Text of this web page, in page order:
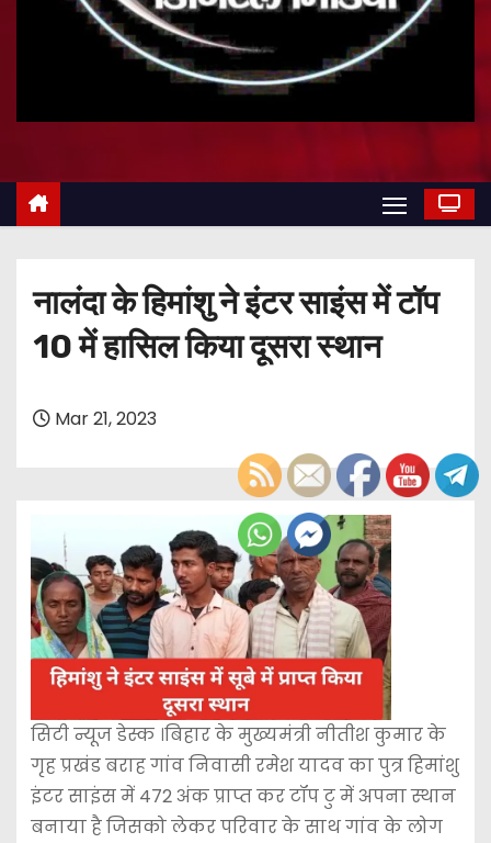
नालंदा के हिमांशु ने इंटर साइंस में टॉप
10 में हासिल किया दूसरा स्थान
Mar 21, 2023
सिटी न्यूज डेस्क ।बिहार के मुख्यमंत्री नीतीश कुमार के
गृह प्रखंड बराह गांव निवासी रमेश यादव का पुत्र हिमांशु
इंटर साइंस में 472 अंक प्राप्त कर टॉप टु में अपना स्थान
बनाया है जिसको लेकर परिवार के साथ गांव के लोग